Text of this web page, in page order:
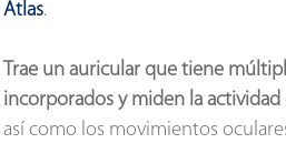
Atlas.
Trae un auricular que tiene
incorporados y miden la
así como los movimientos